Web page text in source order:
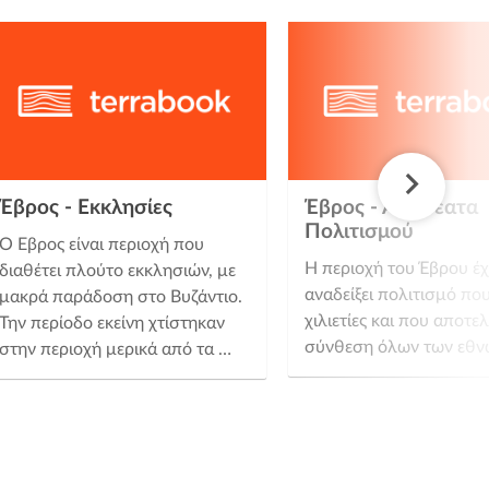
Έβρος - Εκκλησίες
Ο Έβρος είναι περιοχή που
διαθέτει πλούτο εκκλησιών, με
μακρά παράδοση στο Βυζάντιο.
Την περίοδο εκείνη χτίστηκαν
στην περιοχή μερικά από τα …
Έβρος - Αξιοθέατα
Πολιτισμού
Η περιοχή του Έβρου
αναδείξει πολιτισμό
χιλιετίες και που
σύνθεση όλων των